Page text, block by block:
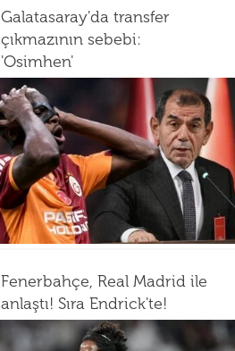
Galatasaray'da transfer
çıkmazının sebebi:
'Osimhen'
Fenerbahçe, Real Madrid ile
anlaştı! Sıra Endrick'te!